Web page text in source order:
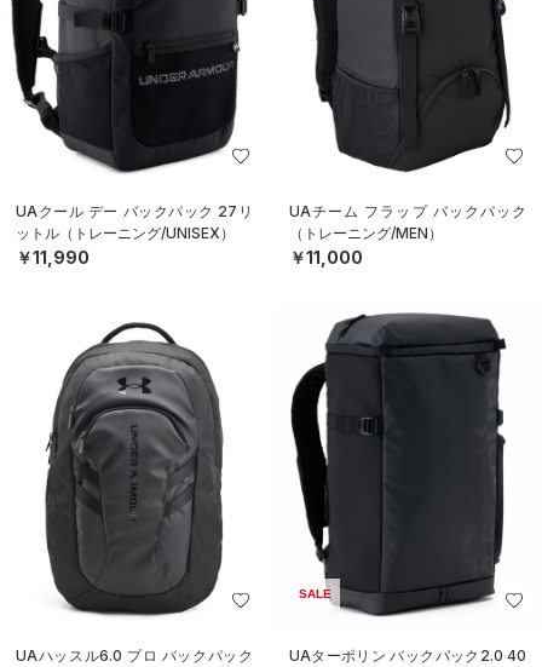
UAクール デー バックパック 27リ
ットル（トレーニング/UNISEX）
￥11,990
UAチーム フラップ バックパック
（トレーニング/MEN）
￥11,000
UAハッスル6.0 プロ バックパック
SALE
UAターポリン バックパック2.0 40